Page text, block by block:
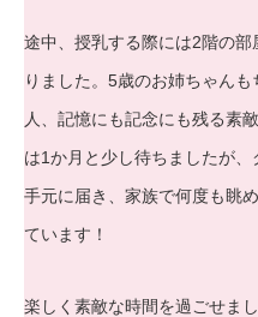
途中、授乳する際には2階の
りました。5歳のお姉ちゃん
人、記憶にも記念にも残る素
は1か月と少し待ちましたが
手元に届き、家族で何度も眺
ています！
楽しく素敵な時間を過ごせま